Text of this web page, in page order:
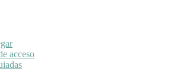
acceso